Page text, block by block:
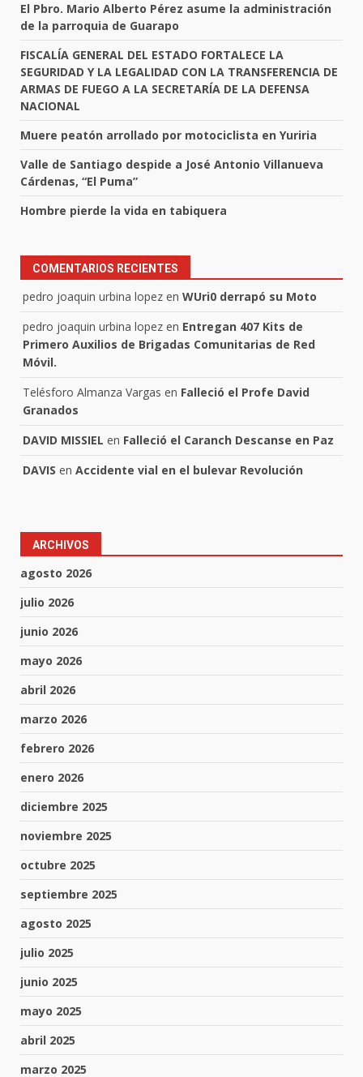
El Pbro. Mario Alberto Pérez asume la administración
de la parroquia de Guarapo
FISCALÍA GENERAL DEL ESTADO FORTALECE LA
SEGURIDAD Y LA LEGALIDAD CON LA TRANSFERENCIA DE
ARMAS DE FUEGO A LA SECRETARÍA DE LA DEFENSA
NACIONAL
Muere peatón arrollado por motociclista en Yuriria
Valle de Santiago despide a José Antonio Villanueva
Cárdenas, “El Puma”
Hombre pierde la vida en tabiquera
COMENTARIOS RECIENTES
pedro joaquin urbina lopez en WUri0 derrapó su Moto
pedro joaquin urbina lopez en Entregan 407 Kits de
Primero Auxilios de Brigadas Comunitarias de Red
Móvil.
Telésforo Almanza Vargas en Falleció el Profe David
Granados
DAVID MISSIEL en Falleció el Caranch Descanse en Paz
DAVIS en Accidente vial en el bulevar Revolución
ARCHIVOS
agosto 2026
julio 2026
junio 2026
mayo 2026
abril 2026
marzo 2026
febrero 2026
enero 2026
diciembre 2025
noviembre 2025
octubre 2025
septiembre 2025
agosto 2025
julio 2025
junio 2025
mayo 2025
abril 2025
marzo 2025